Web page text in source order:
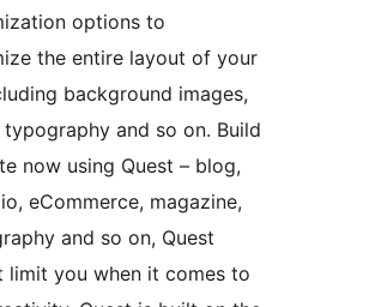
options to
the entire layout of your
background images,
and so on. Build
now using Quest – blog,
eCommerce, magazine,
and so on, Quest
limit you when it comes to